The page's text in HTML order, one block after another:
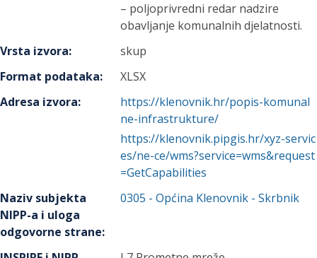
– poljoprivredni redar nadzire
obavljanje komunalnih djelatnosti.
Vrsta izvora:
skup
Format podataka:
XLSX
Adresa izvora:
https://klenovnik.hr/popis-komunal
ne-infrastrukture/
https://klenovnik.pipgis.hr/xyz-servic
es/ne-ce/wms?service=wms&request
=GetCapabilities
Naziv subjekta
NIPP-a i uloga
odgovorne strane:
0305 -Općina Klenovnik - Skrbnik